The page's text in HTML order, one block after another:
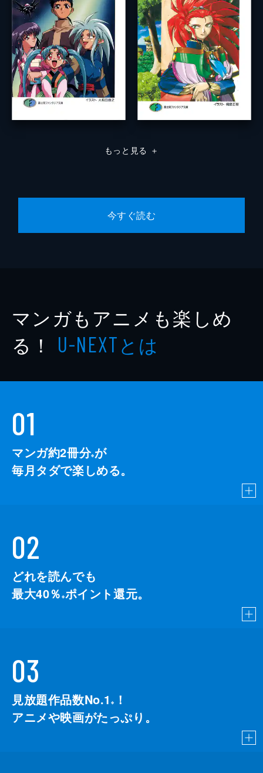
もっと見る ＋
今すぐ読む
マンガもアニメも楽しめ
る！ U-NEXTとは
01
マンガ約2冊分※が
毎月タダで楽しめる。
02
どれを読んでも
最大40％ ※ポイント還元。
03
見放題作品数No.1 ※
！
アニメや映画がたっぷり。